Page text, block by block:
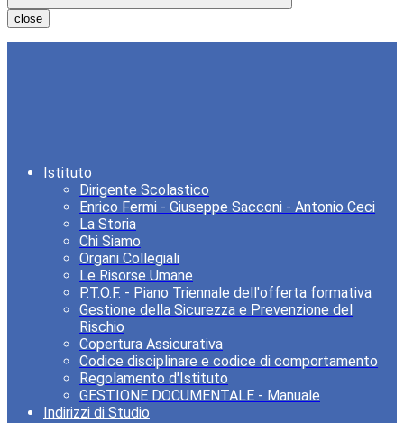
close
Istituto
Dirigente Scolastico
Enrico Fermi - Giuseppe Sacconi - Antonio Ceci
La Storia
Chi Siamo
Organi Collegiali
Le Risorse Umane
P.T.O.F. - Piano Triennale dell'offerta formativa
Gestione della Sicurezza e Prevenzione del
Rischio
Copertura Assicurativa
Codice disciplinare e codice di comportamento
Regolamento d'Istituto
GESTIONE DOCUMENTALE - Manuale
Indirizzi di Studio